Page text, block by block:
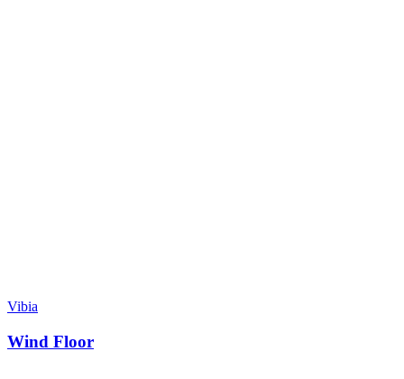
Vibia
Wind Floor